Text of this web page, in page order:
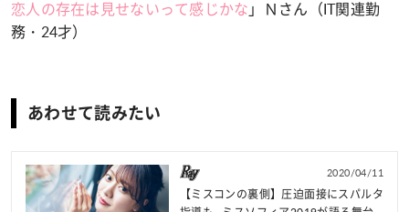
恋人の存在は見せないって感じかな」Ｎさん（IT関連勤
務・24才）
あわせて読みたい
2020/04/11
【ミスコンの裏側】圧迫面接にスパルタ